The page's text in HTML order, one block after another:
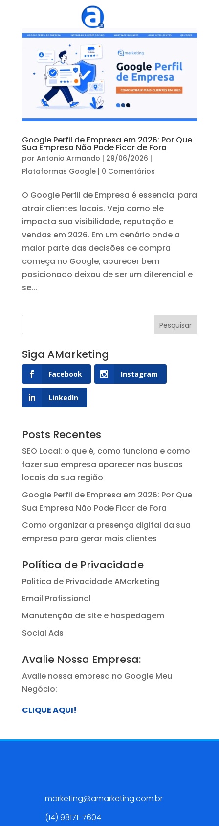
Google Perfil de Empresa em 2026: Por Que
Sua Empresa Não Pode Ficar de Fora
por Antonio Armando | 29/06/2026 |
Plataformas Google| 0 Comentários
O Google Perfil de Empresa é essencial para
atrair clientes locais. Veja como ele
impacta sua visibilidade, reputação e
vendas em 2026. Em um cenário onde a
maior parte das decisões de compra
começa no Google, aparecer bem
posicionado deixou de ser um diferencial e
se...
Siga AMarketing
Facebook Instagram
LinkedIn
Posts Recentes
SEO Local: o que é, como funciona e como
fazer sua empresa aparecer nas buscas
locais da sua região
Google Perfil de Empresa em 2026: Por Que
Sua Empresa Não Pode Ficar de Fora
Como organizar a presença digital da sua
empresa para gerar mais clientes
Política de Privacidade
Politica de Privacidade AMarketing
Email Profissional
Manutenção de site e hospedagem
Social Ads
Avalie Nossa Empresa:
Avalie nossa empresa no Google Meu
Negócio:
CLIQUE AQUI!
marketing@amarketing.com.br
(14) 98171-7604